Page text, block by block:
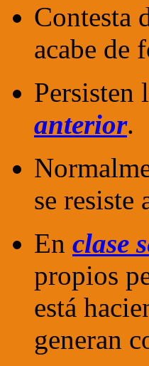
Contesta
acabe de
Persisten
anterior.
se resiste
En clase
propios
está
generan